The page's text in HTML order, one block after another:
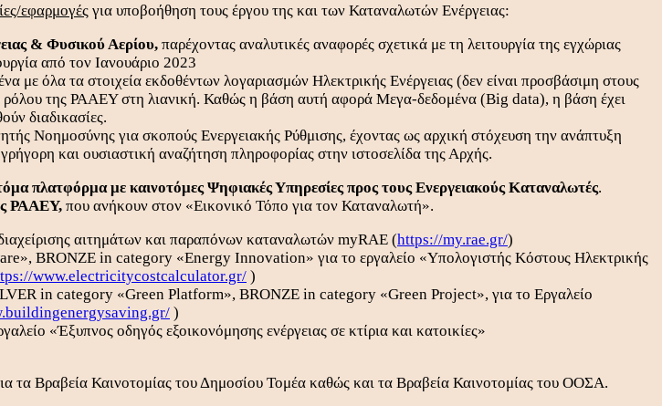
εφαρμογές για υποβοήθηση τους έργου της και των Καταναλωτών Ενέργειας:
& Φυσικού Αερίου, παρέχοντας αναλυτικές αναφορές σχετικά με τη λειτουργία της εγχώριας
από τον Ιανουάριο 2023
με όλα τα στοιχεία εκδοθέντων λογαριασμών Ηλεκτρικής Ενέργειας (δεν είναι προσβάσιμη στους
της ΡΑΑΕΥ στη λιανική. Καθώς η βάση αυτή αφορά Μεγα-δεδομένα (Big data), η βάση έχει
διαδικασίες.
Νοημοσύνης για σκοπούς Ενεργειακής Ρύθμισης, έχοντας ως αρχική στόχευση την ανάπτυξη
και ουσιαστική αναζήτηση πληροφορίας στην ιστοσελίδα της Αρχής.
πλατφόρμα με καινοτόμες Ψηφιακές Υπηρεσίες προς τους Ενεργειακούς Καταναλωτές.
ΡΑΑΕΥ, που ανήκουν στον «Εικονικό Τόπο για τον Καταναλωτή».
αιτημάτων και παραπόνων καταναλωτών myRAE (https://my.rae.gr/)
BRONZE in category «Energy Innovation» για το εργαλείο «Υπολογιστής Κόστους Ηλεκτρικής
www.electricitycostcalculator.gr/ )
in category «Green Platform», BRONZE in category «Green Project», για το Εργαλείο
)
«Έξυπνος οδηγός εξοικονόμησης ενέργειας σε κτίρια και κατοικίες»
τα Βραβεία Καινοτομίας του Δημοσίου Τομέα καθώς και τα Βραβεία Καινοτομίας του ΟΟΣΑ.